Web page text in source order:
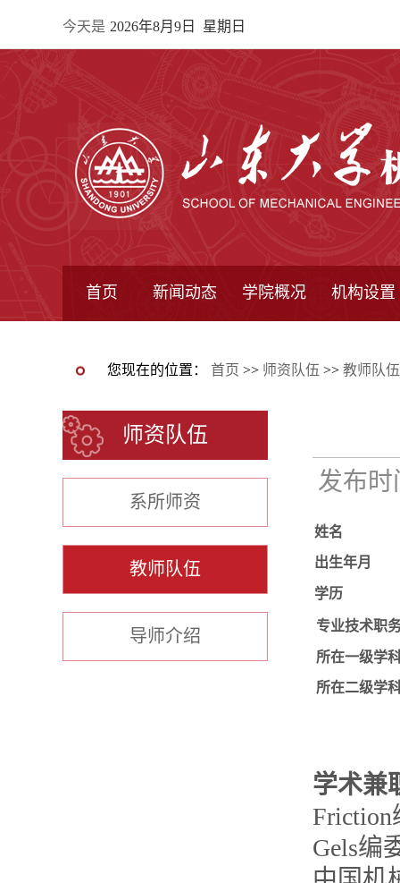
今天是 2026年8月9日 星期日
首页 新闻动态 学院概况 机构设置
您现在的位置： 首页 >> 师资队伍 >> 教师队伍
师资队伍
系所师资
教师队伍
导师介绍
发布
姓名
出生年月
学历
专业技术职
所在一级学
所在二级学
学术兼
Gels编